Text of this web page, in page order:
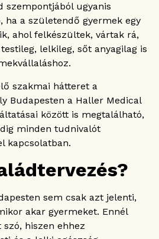
fontos a családtervezés
a családtervezésben
Budapesten, a Haller Medical
ára a Haller Medicalnál
Szeretettel várjuk!
kérdések
elkezdeni a
vizsgálata is szükséges a
belül?
a legoptimálisabb a
szempontjából ugyanis
ha a születendő gyermek egy
ahol felkészültek, vártak rá,
lelkileg, sőt anyagilag is
szakmai hátteret a
Budapesten a Haller Medical
között is megtalálható,
minden tudnivalót
kapcsolatban.
sem csak azt jelenti,
akar gyermeket. Ennél
hiszen ehhez